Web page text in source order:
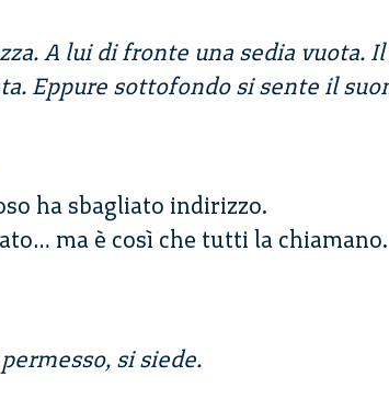
A lui di fronte una sedia vuota.
Eppure sottofondo si sente il
ha sbagliato indirizzo.
ma è così che tutti la chiamano.
si siede.